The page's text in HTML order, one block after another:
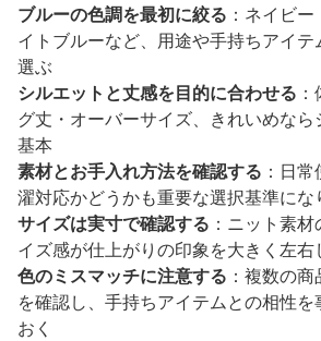
ブルーの色調を最初に絞る ：ネイビ
イトブルーなど、用途や手持ちアイ
選ぶ
シルエットと丈感を目的に合わせる
グ丈・オーバーサイズ、きれいめな
基本
素材とお手入れ方法を確認する ：日
濯対応かどうかも重要な選択基準にな
サイズは実寸で確認する ：ニット素
イズ感が仕上がりの印象を大きく左右
色のミスマッチに注意する ：複数の
を確認し、手持ちアイテムとの相性
おく